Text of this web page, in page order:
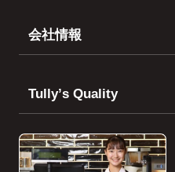
会社情報
Tullyʼs Quality